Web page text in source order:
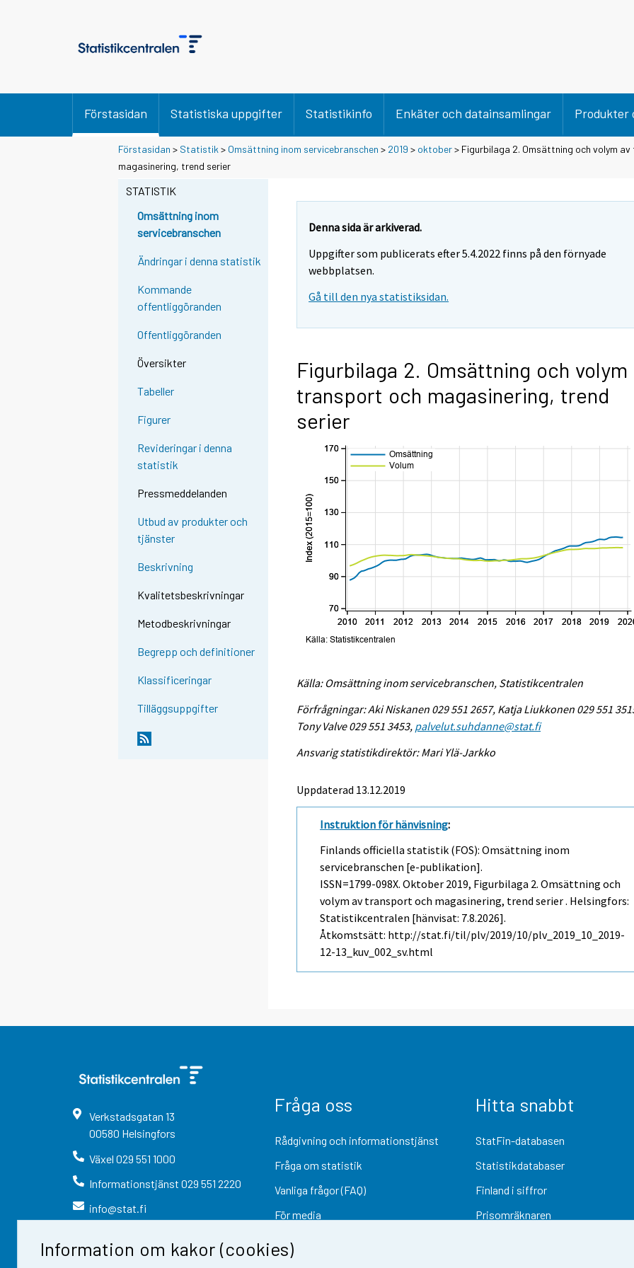
Information om kakor (cookies)
Förstasidan Statistiska uppgifter Statistikinfo Enkäter och datainsamlingar Produkter
Förstasidan > Statistik > Omsättning inom servicebranschen > 2019 > oktober> Figurbilaga 2. Omsättning och volym
magasinering, trend serier
STATISTIK
Omsättning inom
servicebranschen
Ändringar i denna statistik
Kommande
offentliggöranden
Offentliggöranden
Översikter
Tabeller
Figurer
Revideringar i denna
statistik
Pressmeddelanden
Utbud av produkter och
tjänster
Beskrivning
Kvalitetsbeskrivningar
Metodbeskrivningar
Begrepp och definitioner
Klassificeringar
Tilläggsuppgifter
Denna sida är arkiverad.
Uppgifter som publicerats efter 5.4.2022 finns på den förnyade
webbplatsen.
Gå till den nya statistiksidan.
Figurbilaga 2. Omsättning och volym
transport och magasinering, trend
serier
Källa: Omsättning inom servicebranschen, Statistikcentralen
Förfrågningar: Aki Niskanen 029 551 2657, Katja Liukkonen 029 551
Tony Valve 029 551 3453, palvelut.suhdanne@stat.fi
Ansvarig statistikdirektör: Mari Ylä-Jarkko
Uppdaterad 13.12.2019
Instruktion för hänvisning:
Finlands officiella statistik (FOS): Omsättning inom
servicebranschen [e-publikation].
ISSN=1799-098X.Oktober 2019, Figurbilaga 2. Omsättning och
volym av transport och magasinering, trend serier . Helsingfors:
Statistikcentralen [hänvisat: 7.8.2026].
Åtkomstsätt: http://stat.fi/til/plv/2019/10/plv_2019_10_2019-
12-13_kuv_002_sv.html
Verkstadsgatan 13
00580 Helsingfors
Växel 029 551 1000
Informationstjänst 029 551 2220
info@stat.fi
Fråga oss
Rådgivning och informationstjänst
Fråga om statistik
Vanliga frågor (FAQ)
För media
Hitta snabbt
StatFin-databasen
Statistikdatabaser
Finland i siffror
Prisomräknaren